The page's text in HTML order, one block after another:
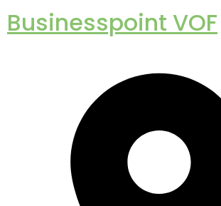
Businesspoint VOF